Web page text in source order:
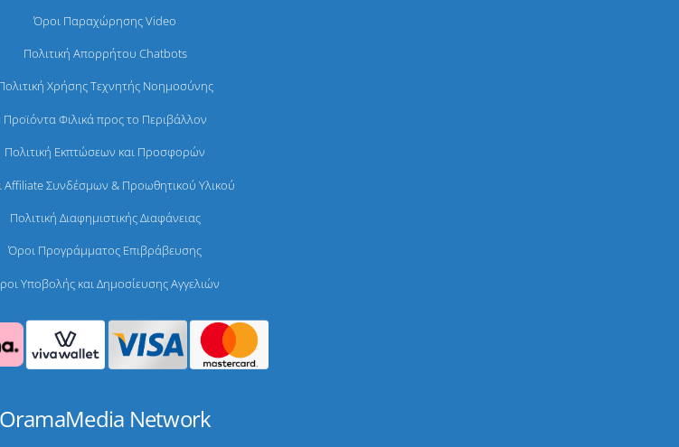
Όροι Παραχώρησης Video
Πολιτική Απορρήτου Chatbots
Χρήσης Τεχνητής Νοημοσύνης
Προϊόντα Φιλικά προς το Περιβάλλον
Πολιτική Εκπτώσεων και Προσφορών
Affiliate Συνδέσμων & Προωθητικού Υλικού
Πολιτική Διαφημιστικής Διαφάνειας
Όροι Προγράμματος Επιβράβευσης
Υποβολής και Δημοσίευσης Αγγελιών
OramaMedia Network